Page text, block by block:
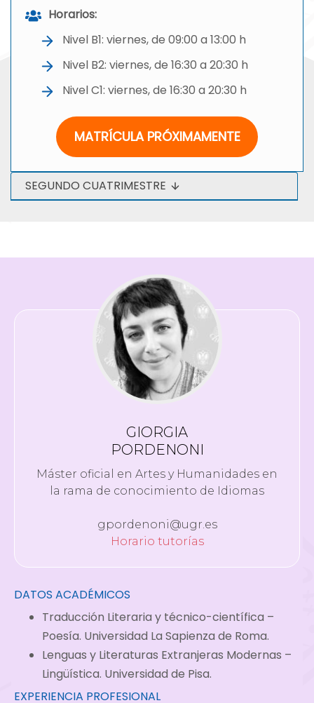
Horarios:
Nivel B1: viernes, de 09:00 a 13:00 h
Nivel B2: viernes, de 16:30 a 20:30 h
Nivel C1: viernes, de 16:30 a 20:30 h
MATRÍCULA PRÓXIMAMENTE
SEGUNDO CUATRIMESTRE
GIORGIA
PORDENONI
Máster oficial en Artes y Humanidades en
la rama de conocimiento de Idiomas
gpordenoni@ugr.es
Horario tutorías
DATOS ACADÉMICOS
Traducción Literaria y técnico-científica –
Poesía. Universidad La Sapienza de Roma.
Lenguas y Literaturas Extranjeras Modernas –
Lingüística. Universidad de Pisa.
EXPERIENCIA PROFESIONAL